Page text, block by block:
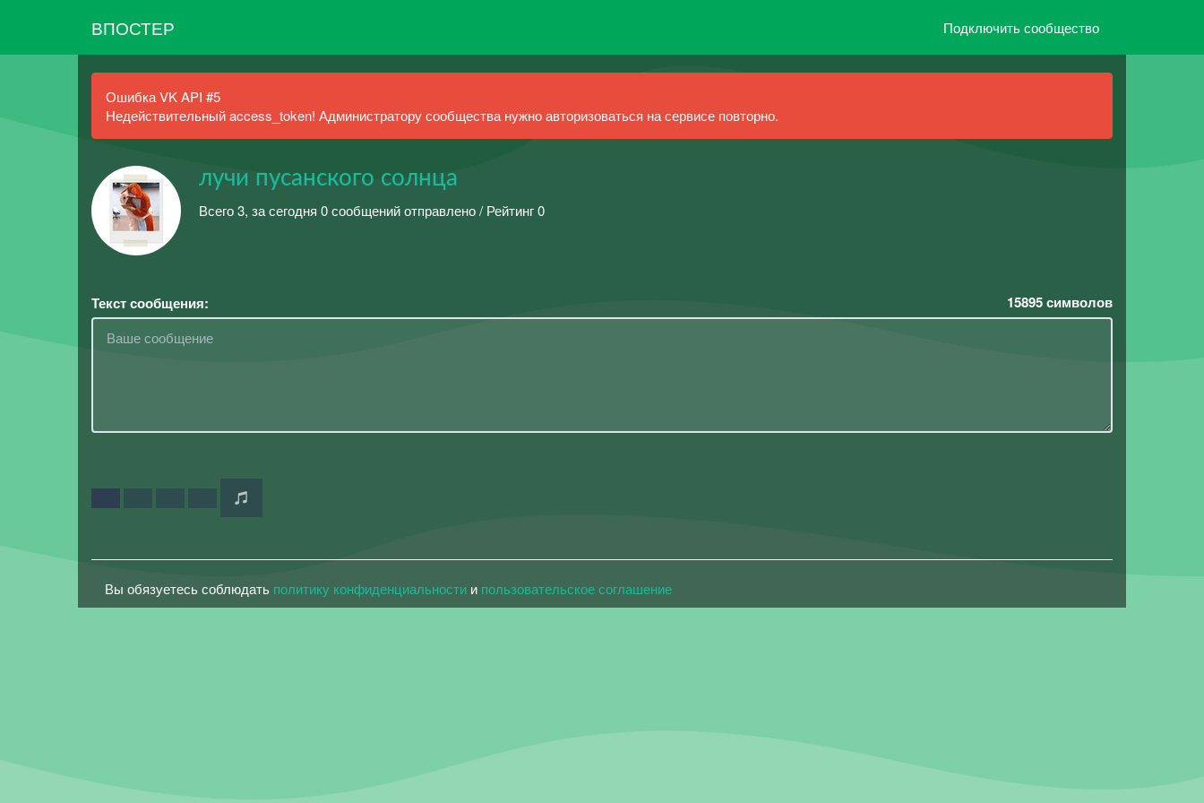
ВПОСТЕР Подключить сообщество
Ошибка VK API #5
Недействительный access_token! Администратору сообщества нужно авторизоваться на сервисе повторно.
лучи пусанского солнца
Всего 3, за сегодня 0 сообщений отправлено / Рейтинг 0
Текст сообщения: 15895символов
Вы обязуетесь соблюдать политику конфиденциальности и пользовательское соглашение